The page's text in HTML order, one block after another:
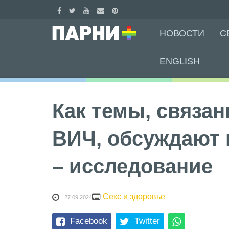
НОВОСТИ
ENGLISH
Как темы,
ВИЧ, обсуждают
– исследование
27.09.2024 Секс и здоровье
Facebook Twitter